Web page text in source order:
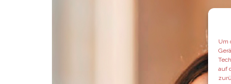
Um
auf